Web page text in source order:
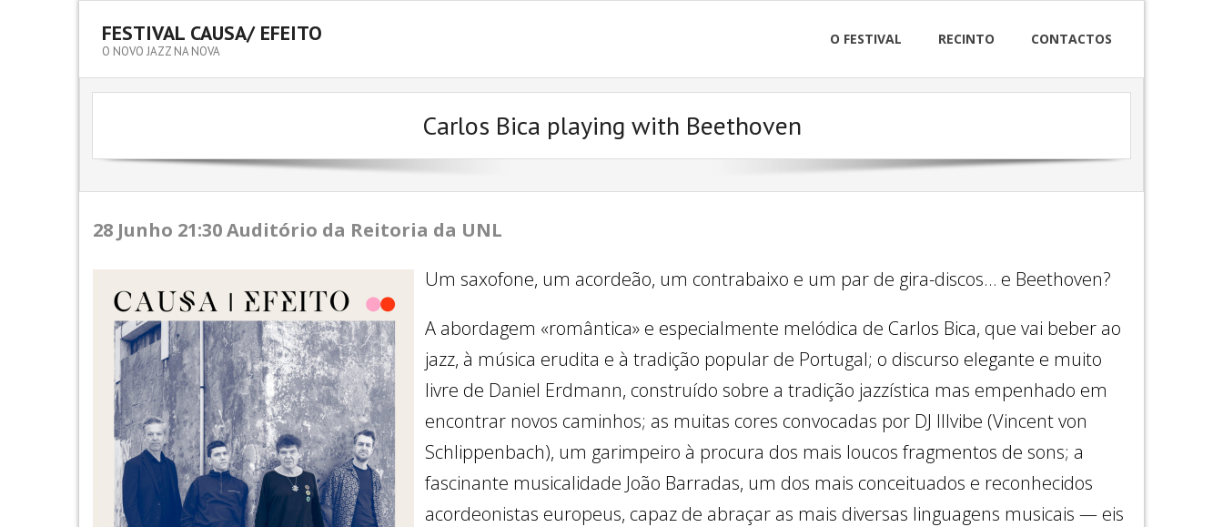
FESTIVAL CAUSA/ EFEITO
O NOVO JAZZ NA NOVA
O FESTIVAL RECINTO CONTACTOS
Carlos Bica playing with Beethoven
28 Junho 21:30 Auditório da Reitoria da UNL
Um saxofone, um acordeão, um contrabaixo e um par de gira-discos… e Beethoven?
A abordagem «romântica» e especialmente melódica de Carlos Bica, que vai beber ao
jazz, à música erudita e à tradição popular de Portugal; o discurso elegante e muito
livre de Daniel Erdmann, construído sobre a tradição jazzística mas empenhado em
encontrar novos caminhos; as muitas cores convocadas por DJ Illvibe (Vincent von
Schlippenbach), um garimpeiro à procura dos mais loucos fragmentos de sons; a
fascinante musicalidade João Barradas, um dos mais conceituados e reconhecidos
acordeonistas europeus, capaz de abraçar as mais diversas linguagens musicais — eis